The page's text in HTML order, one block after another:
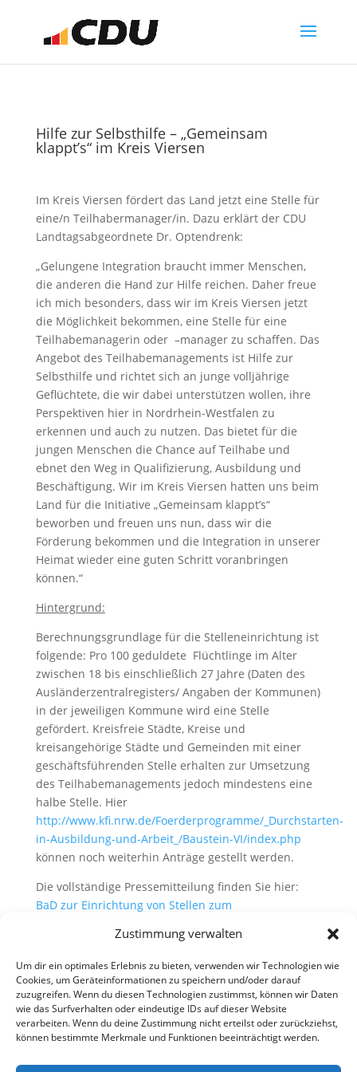
Zustimmung verwalten
Um dir ein optimales Erlebnis zu bieten, verwenden wir Technologien wie
Cookies, um Geräteinformationen zu speichern und/oder darauf
zuzugreifen. Wenn du diesen Technologien zustimmst, können wir Daten
wie das Surfverhalten oder eindeutige IDs auf dieser Website
verarbeiten. Wenn du deine Zustimmung nicht erteilst oder zurückziehst,
können bestimmte Merkmale und Funktionen beeinträchtigt werden.
Hilfe zur Selbsthilfe – „Gemeinsam
klappt’s“ im Kreis Viersen
Im Kreis Viersen fördert das Land jetzt eine Stelle für
eine/n Teilhabermanager/in. Dazu erklärt der CDU
Landtagsabgeordnete Dr. Optendrenk:
„Gelungene Integration braucht immer Menschen,
die anderen die Hand zur Hilfe reichen. Daher freue
ich mich besonders, dass wir im Kreis Viersen jetzt
die Möglichkeit bekommen, eine Stelle für eine
Teilhabemanagerin oder –manager zu schaffen. Das
Angebot des Teilhabemanagements ist Hilfe zur
Selbsthilfe und richtet sich an junge volljährige
Geflüchtete, die wir dabei unterstützen wollen, ihre
Perspektiven hier in Nordrhein-Westfalen zu
erkennen und auch zu nutzen. Das bietet für die
jungen Menschen die Chance auf Teilhabe und
ebnet den Weg in Qualifizierung, Ausbildung und
Beschäftigung. Wir im Kreis Viersen hatten uns beim
Land für die Initiative „Gemeinsam klappt’s“
beworben und freuen uns nun, dass wir die
Förderung bekommen und die Integration in unserer
Heimat wieder eine guten Schritt voranbringen
können.“
Hintergrund:
Berechnungsgrundlage für die Stelleneinrichtung ist
folgende: Pro 100 geduldete Flüchtlinge im Alter
zwischen 18 bis einschließlich 27 Jahre (Daten des
Ausländerzentralregisters/ Angaben der Kommunen)
in der jeweiligen Kommune wird eine Stelle
gefördert. Kreisfreie Städte, Kreise und
kreisangehörige Städte und Gemeinden mit einer
geschäftsführenden Stelle erhalten zur Umsetzung
des Teilhabemanagements jedoch mindestens eine
halbe Stelle. Hier
http://www.kfi.nrw.de/Foerderprogramme/_Durchstarten-
in-Ausbildung-und-Arbeit_/Baustein-VI/index.php
können noch weiterhin Anträge gestellt werden.
Die vollständige Pressemitteilung finden Sie hier:
BaD zur Einrichtung von Stellen zum